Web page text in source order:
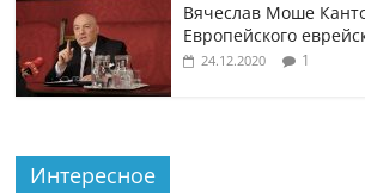
Вячеслав Моше
Европейского
24.12.2020 1
Интересное